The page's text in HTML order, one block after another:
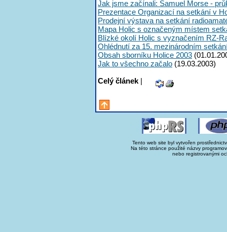
Jak jsme začínali: Samuel Morse -
Prezentace Organizací na setkání v
Prodejní výstava na setkání
Mapa Holic s označeným místem
Blízké okolí Holic s vyznačením RZ-
Ohlédnutí za 15. mezinárodním
Obsah sborníku Holice 2003
Jak to všechno začalo (19.03.2003)
Celý článek |
Tento web site byl vytvořen
Na této stránce použité názvy
nebo registrovanými